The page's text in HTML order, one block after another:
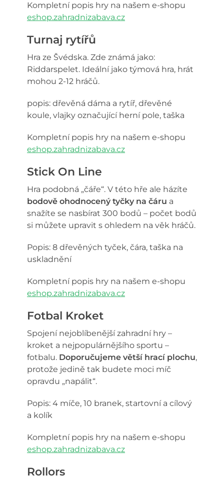
Kompletní popis hry na našem e-shopu
eshop.zahradnizabava.cz
Turnaj rytířů
Hra ze Švédska. Zde známá jako:
Riddarspelet. Ideální jako týmová hra, hrát
mohou 2-12 hráčů.
popis: dřevěná dáma a rytíř, dřevěné
koule, vlajky označující herní pole, taška
Kompletní popis hry na našem e-shopu
eshop.zahradnizabava.cz
Stick On Line
Hra podobná „čáře“. V této hře ale házíte
bodově ohodnocený tyčky na čáru a
snažíte se nasbírat 300 bodů – počet bodů
si můžete upravit s ohledem na věk hráčů.
Popis: 8 dřevěných tyček, čára, taška na
uskladnění
Kompletní popis hry na našem e-shopu
eshop.zahradnizabava.cz
Fotbal Kroket
Spojení nejoblíbenější zahradní hry –
kroket a nejpopulárnějšího sportu –
fotbalu. Doporučujeme větší hrací plochu,
protože jedině tak budete moci míč
opravdu „napálit“.
Popis: 4 míče, 10 branek, startovní a cílový
a kolík
Kompletní popis hry na našem e-shopu
eshop.zahradnizabava.cz
Rollors